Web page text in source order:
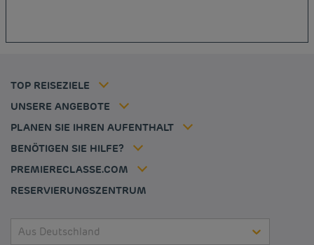
TOP REISEZIELE
Günstige Hotels Frankreich
UNSERE ANGEBOTE
Mitgliedsrate
PLANEN SIE IHREN AUFENTHALT
BENÖTIGEN SIE HILFE?
PREMIERECLASSE.COM
Tax policy
Karriere
RESERVIERUNGSZENTRUM
Aus Deutschland